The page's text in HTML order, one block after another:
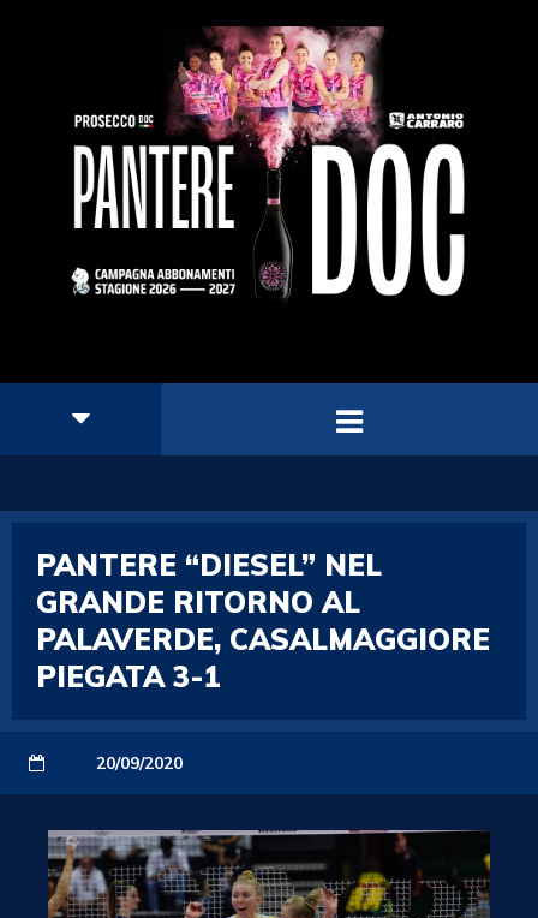
PANTERE “DIESEL” NEL
GRANDE RITORNO AL
PALAVERDE, CASALMAGGIORE
PIEGATA 3-1
20/09/2020